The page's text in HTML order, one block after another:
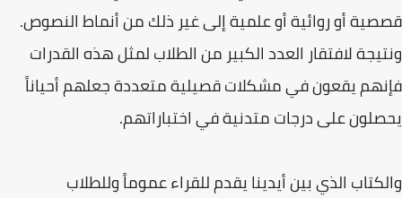
قصصية أو روائية أو علمية إلى غير ذلك من أنماط النصوص.
ونتيجة لافتقار العدد الكبير من الطلاب لمثل هذه القدرات
فإنهم يقعون في مشكلات قصيلية متعددة جعلهم أحياناً
يحصلون على درجات متدنية في اختباراتهم.
والكتاب الذي بين أيدينا يقدم للقراء عموماً وللطلاب